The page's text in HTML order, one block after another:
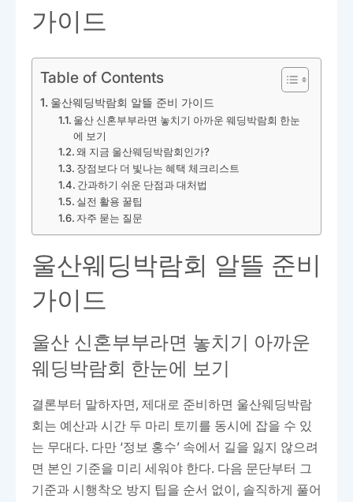
가이드
Table of Contents
울산웨딩박람회 알뜰 준비 가이드
울산 신혼부부라면 놓치기 아까운 웨딩박람회 한눈
에 보기
왜 지금 울산웨딩박람회인가?
장점보다 더 빛나는 혜택 체크리스트
간과하기 쉬운 단점과 대처법
실전 활용 꿀팁
자주 묻는 질문
울산웨딩박람회 알뜰 준비
가이드
울산 신혼부부라면 놓치기 아까운
웨딩박람회 한눈에 보기
결론부터 말하자면, 제대로 준비하면 울산웨딩박람
회는 예산과 시간 두 마리 토끼를 동시에 잡을 수 있
는 무대다. 다만 ‘정보 홍수’ 속에서 길을 잃지 않으려
면 본인 기준을 미리 세워야 한다. 다음 문단부터 그
기준과 시행착오 방지 팁을 순서 없이, 솔직하게 풀어